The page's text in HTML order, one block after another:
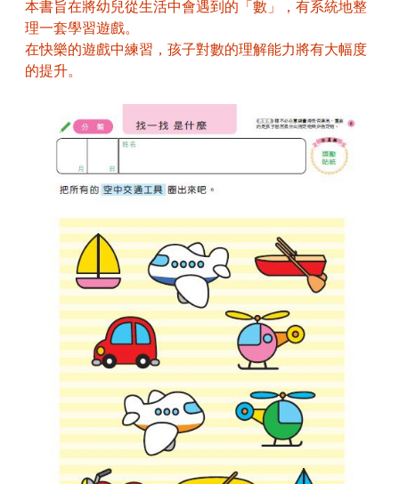
本書旨在將幼兒從生活中會遇到的「數」，有系統地整
理一套學習遊戲。
在快樂的遊戲中練習，孩子對數的理解能力將有大幅度
的提升。